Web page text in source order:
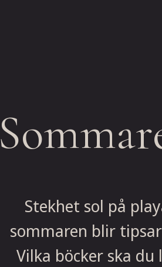
Stekhet sol på
sommaren blir
Vilka böcker ska du